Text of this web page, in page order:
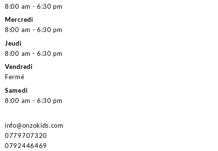
8:00 am - 6:30 pm
Mercredi
8:00 am - 6:30 pm
Jeudi
8:00 am - 6:30 pm
Vendredi
Fermé
Samedi
8:00 am - 6:30 pm
info@onzokids.com
0779707320
0792446469